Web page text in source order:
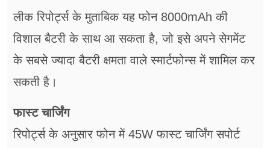
लीक रिपोर्ट्स के मुताबिक यह फोन 8000mAh की
विशाल बैटरी के साथ आ सकता है, जो इसे अपने सेगमेंट
के सबसे ज्यादा बैटरी क्षमता वाले स्मार्टफोन्स में शामिल कर
सकती है।
फास्ट चार्जिंग
रिपोर्ट्स के अनुसार फोन में 45W फास्ट चार्जिंग सपोर्ट